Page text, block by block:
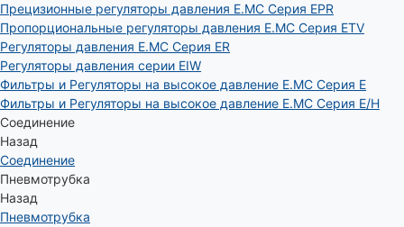
Прецизионные регуляторы давления E.MC Серия EPR
Пропорциональные регуляторы давления E.MC Серия ETV
Регуляторы давления E.MC Серия ER
Регуляторы давления серии EIW
Фильтры и Регуляторы на высокое давление E.MC Серия E
Фильтры и Регуляторы на высокое давление E.MC Серия E/H
Соединение
Назад
Соединение
Пневмотрубка
Назад
Пневмотрубка